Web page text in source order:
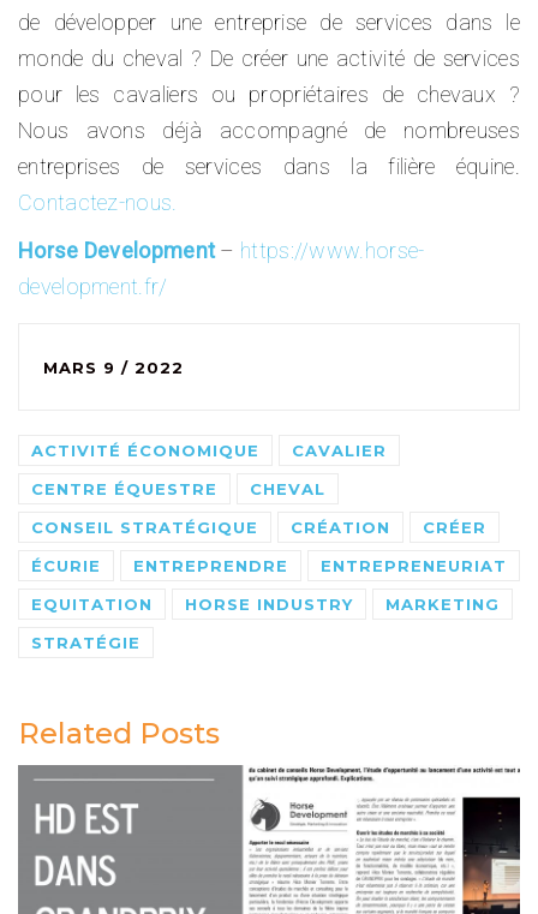
de développer une entreprise de services dans le
monde du cheval ? De créer une activité de services
pour les cavaliers ou propriétaires de chevaux ?
Nous avons déjà accompagné de nombreuses
entreprises de services dans la filière équine.
Contactez-nous.
Horse Development– https://www.horse-
development.fr/
MARS 9 / 2022
ACTIVITÉ ÉCONOMIQUE
CAVALIER
CENTRE ÉQUESTRE
CHEVAL
CONSEIL STRATÉGIQUE
CRÉATION
CRÉER
ÉCURIE
ENTREPRENDRE
ENTREPRENEURIAT
EQUITATION
HORSE INDUSTRY
MARKETING
STRATÉGIE
Related Posts